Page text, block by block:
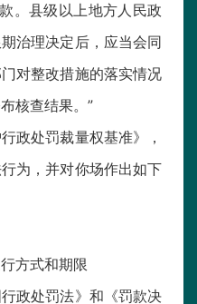
。县级以上地方人民政
治理决定后，应当会同
对整改措施的落实情况
核查结果。”
政处罚裁量权基准》，
为，并对你场作出如下
方式和期限
政处罚法》和《罚款决